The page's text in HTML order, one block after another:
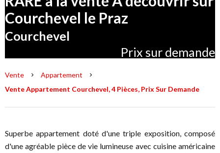
Courchevel le Praz
Courchevel
Prix sur demande
Vente
Appartement
Vente Appartement Courchevel, 4 Pièces, Prix Sur Demande
Superbe appartement doté d'une triple exposition, composé
d'une agréable pièce de vie lumineuse avec cuisine américaine